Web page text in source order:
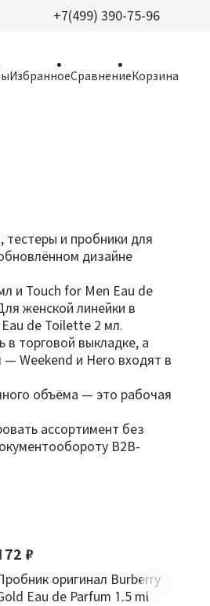
+7(499) 390-75-96
ИзбранноеСравнениеКорзина
и пробники для
дизайне
и Touch for Men Eau de
женской линейки в
de Toilette 2 мл.
торговой выкладке, а
Weekend и Hero входят в
объёма — это рабочая
ассортимент без
B2B-
₽
оригинал Burberry
Eau de Parfum 1.5 ml